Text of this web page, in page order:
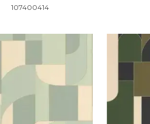
107400414